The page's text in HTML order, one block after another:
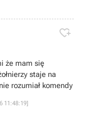

staje na
rozumiał komendy
11:48:19]